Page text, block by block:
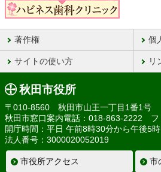
著作権 個
サイトの使い方 リ
秋田市役所
〒010-8560 秋田市山王一丁目1番1号
秋田市窓口案内電話：018-863-2222 フ
開庁時間：平日 午前8時30分から午後5
法人番号：3000020052019
市役所アクセス 市